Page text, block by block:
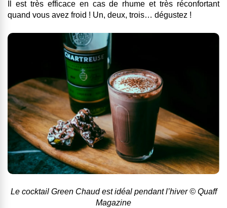
Il est très efficace en cas de rhume et très réconfortant
quand vous avez froid ! Un, deux, trois… dégustez !
Le cocktail Green Chaud est idéal pendant l’hiver © Quaff
Magazine